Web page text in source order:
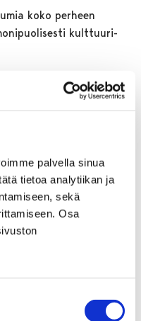
palvella sinua
tietoa analytiikan ja
sekä
Osa
koko perheen
kulttuuri-
– sata